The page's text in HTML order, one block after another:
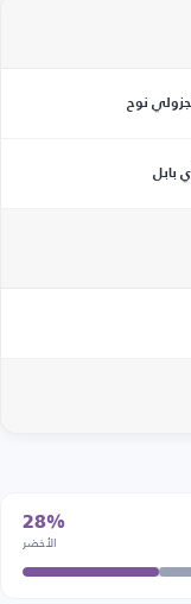
نوح
بابل
28%
الأخضر